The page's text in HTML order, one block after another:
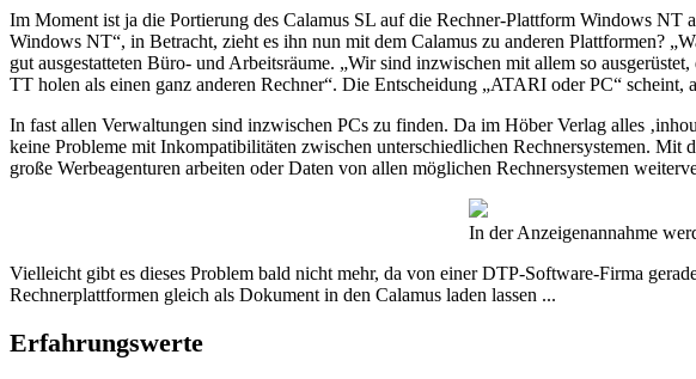
Im Moment ist ja die Portierung des Calamus SL auf die Rechner-Plattform Windows
Windows NT“, in Betracht, zieht es ihn nun mit dem Calamus zu anderen Plattformen?
gut ausgestatteten Büro- und Arbeitsräume. „Wir sind inzwischen mit allem so
TT holen als einen ganz anderen Rechner“. Die Entscheidung „ATARI oder PC“
In fast allen Verwaltungen sind inzwischen PCs zu finden. Da im Höber Verlag alles
keine Probleme mit Inkompatibilitäten zwischen unterschiedlichen Rechnersystemen.
große Werbeagenturen arbeiten oder Daten von allen möglichen Rechnersystemen
In der Anzeigenannahme
Vielleicht gibt es dieses Problem bald nicht mehr, da von einer DTP-Software-Firma
Rechnerplattformen gleich als Dokument in den Calamus laden lassen ...
Erfahrungswerte